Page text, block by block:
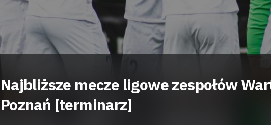
Najbliższe mecze ligowe zespołów
Poznań [terminarz]